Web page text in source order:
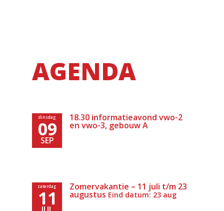
AGENDA
dinsdag
09
SEP
18.30 informatieavond vwo-2
en vwo-3, gebouw A
zaterdag
11 Zomervakantie – 11 juli t/m 23
augustus Eind datum: 23 aug